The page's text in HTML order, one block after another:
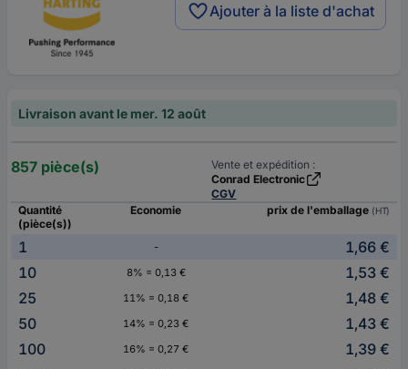
Ajouter à la liste d'achat
Livraison avant le mer. 12 août
857 pièce(s)
Vente et expédition :
Conrad Electronic
CGV
Quantité
(pièce(s))
Economie prix de l'emballage (HT)
1 -
1,66 €
10
8% = 0,13 €
1,53 €
25
11% = 0,18 €
1,48 €
50
14% = 0,23 €
1,43 €
100
16% = 0,27 €
1,39 €